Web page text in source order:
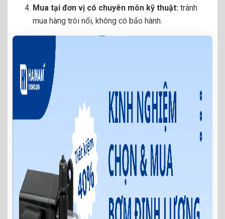
Mua tại đơn vị có chuyên môn kỹ thuật: tránh
mua hàng trôi nổi, không có bảo hành.